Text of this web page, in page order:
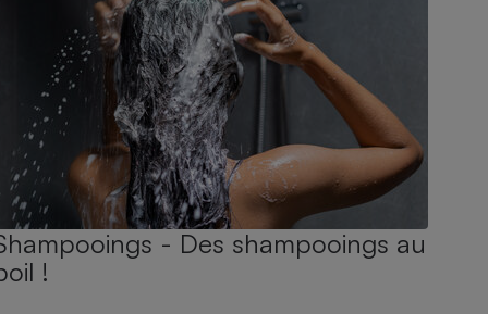
- Des shampooings au
!